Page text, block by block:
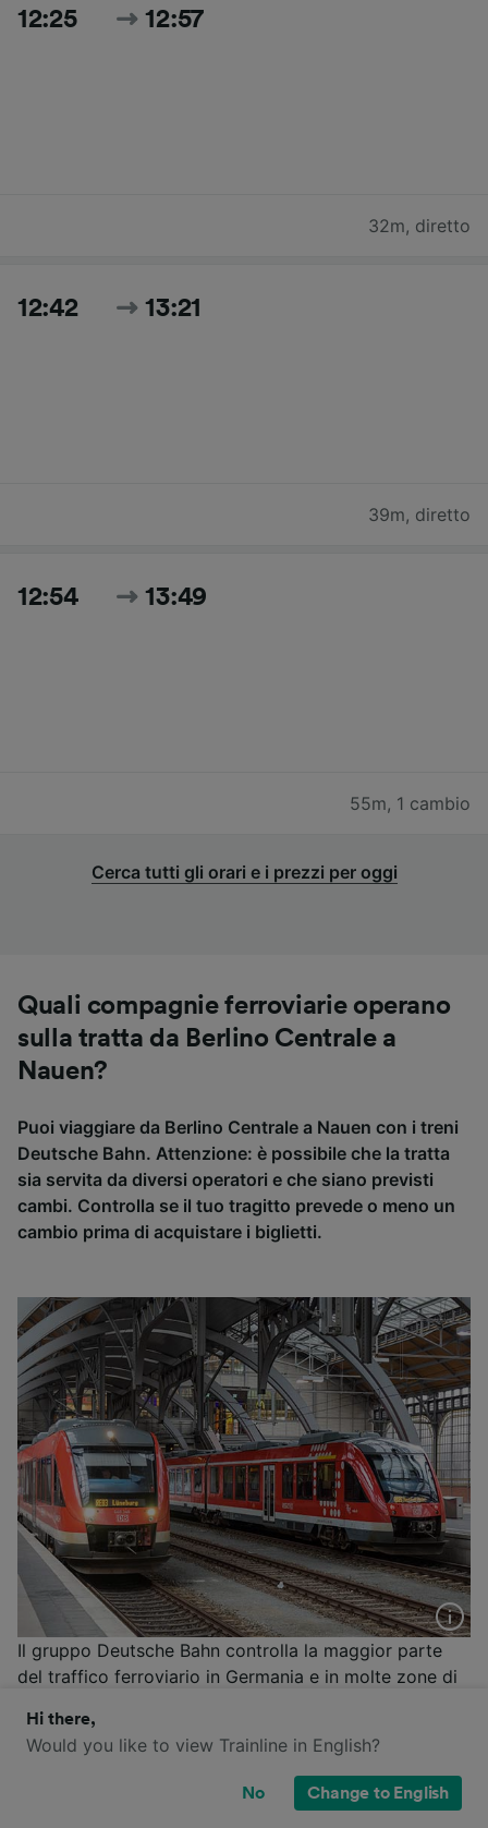
12:25 12:57
32m, diretto
12:42 13:21
39m, diretto
12:54 13:49
55m, 1 cambio
Cerca tutti gli orari e i prezzi per oggi
Quali compagnie ferroviarie operano
sulla tratta da Berlino Centrale a
Nauen?
Puoi viaggiare da Berlino Centrale a Nauen con i treni
Deutsche Bahn. Attenzione: è possibile che la tratta
sia servita da diversi operatori e che siano previsti
cambi. Controlla se il tuo tragitto prevede o meno un
cambio prima di acquistare i biglietti.
Il gruppo Deutsche Bahn controlla la maggior parte
del traffico ferroviario in Germania e in molte zone di
treni ad alta velocità ICE (in grado di raggiungere i
330 km/h), treni Intercity e Intercity Express, treni
Eurocity e treni regionali. Deutsche Bahn offre opzioni
di biglietti flessibili, la carta sconto BahnCard e
Hi there,
Would you like to view Trainline in English?
No Change to English